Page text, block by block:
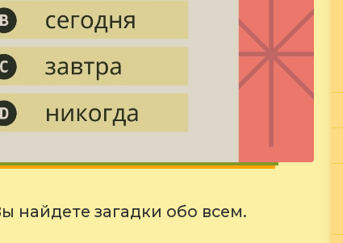
найдете загадки обо всем.